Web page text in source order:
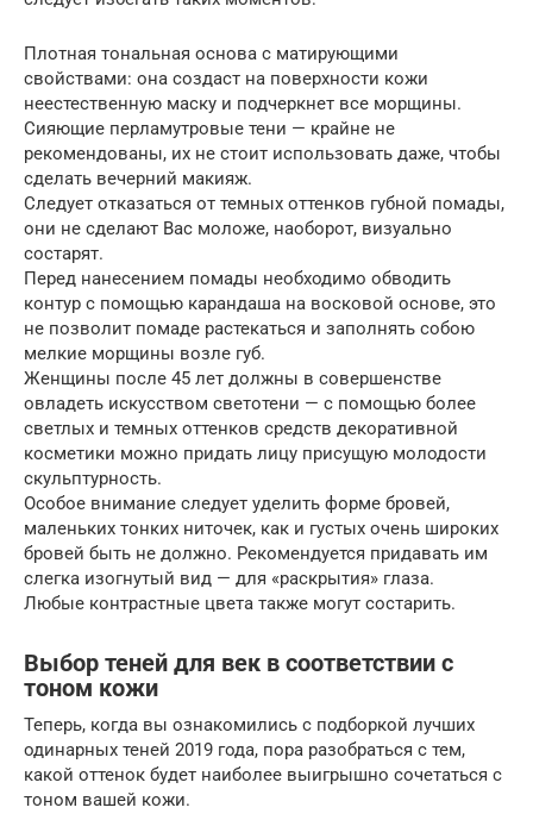
Плотная тональная основа с матирующими
свойствами: она создаст на поверхности кожи
неестественную маску и подчеркнет все морщины.
Сияющие перламутровые тени — крайне не
рекомендованы, их не стоит использовать даже, чтобы
сделать вечерний макияж.
Следует отказаться от темных оттенков губной помады,
они не сделают Вас моложе, наоборот, визуально
состарят.
Перед нанесением помады необходимо обводить
контур с помощью карандаша на восковой основе, это
не позволит помаде растекаться и заполнять собою
мелкие морщины возле губ.
Женщины после 45 лет должны в совершенстве
овладеть искусством светотени — с помощью более
светлых и темных оттенков средств декоративной
косметики можно придать лицу присущую молодости
скульптурность.
Особое внимание следует уделить форме бровей,
маленьких тонких ниточек, как и густых очень широких
бровей быть не должно. Рекомендуется придавать им
слегка изогнутый вид — для «раскрытия» глаза.
Любые контрастные цвета также могут состарить.
Выбор теней для век в соответствии с
тоном кожи
Теперь, когда вы ознакомились с подборкой лучших
одинарных теней 2019 года, пора разобраться с тем,
какой оттенок будет наиболее выигрышно сочетаться с
тоном вашей кожи.